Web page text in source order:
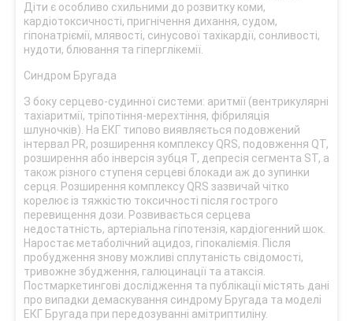
Діти є особливо схильними до розвитку коми,
кардіотоксичності, пригнічення дихання, судом,
гіпонатріємії, млявості, синусової тахікардії, сонливості,
нудоти, блювання та гіперглікемії.
Синдром Бругада
З боку серцево-судинної системи: аритмії (вентрикулярні
тахіаритмії, тріпотіння-мерехтіння, фібриляція
шлуночків). На ЕКГ типово виявляється подовжений
інтервал PR, розширення комплексу QRS, подовження QT,
розширення або інверсія зубця Т, депресія сегмента ST, а
також різного ступеня серцеві блокади аж до зупинки
серця. Розширення комплексу QRS зазвичай чітко
корелює із тяжкістю токсичності після гострого
перевищення дози. Розвивається серцева
недостатність, артеріальна гіпотензія, кардіогенний шок.
Наростає метаболічний ацидоз, гіпокаліємія. Після
пробудження знову можливі сплутаність свідомості,
тривожне збудження, галюцинації та атаксія.
Постмаркетингові дослідження та публікації містять дані
про випадки демаскування синдрому Бругада та моделі
ЕКГ Бругада при передозуванні амітриптиліну.